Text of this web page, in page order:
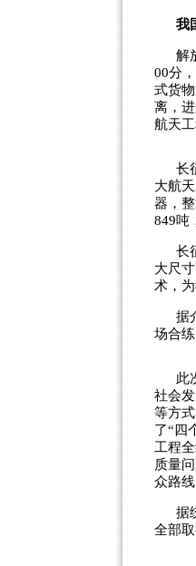
我
解
00分
式货
离，
航天工
长
大航
器，
849吨
长
大尺
术，
据
场合
此
社会
等方
了“四
工程
质量
众路
据
全部取